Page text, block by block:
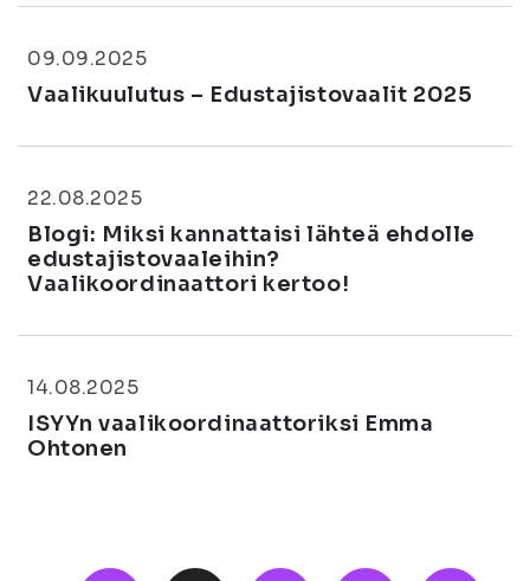
09.09.2025
Vaalikuulutus – Edustajistovaalit 2025
22.08.2025
Blogi: Miksi kannattaisi lähteä ehdolle
edustajistovaaleihin?
Vaalikoordinaattori kertoo!
14.08.2025
ISYYn vaalikoordinaattoriksi Emma
Ohtonen